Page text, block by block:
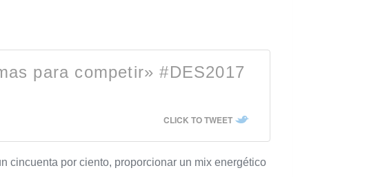
para competir» #DES2017
CLICK TO TWEET
cincuenta por ciento, proporcionar un mix energético